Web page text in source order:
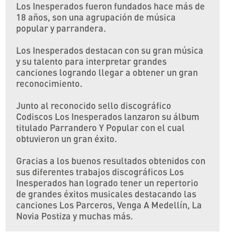
Los Inesperados fueron fundados hace más de
18 años, son una agrupación de música
popular y parrandera.
Los Inesperados destacan con su gran música
y su talento para interpretar grandes
canciones logrando llegar a obtener un gran
reconocimiento.
Junto al reconocido sello discográfico
Codiscos Los Inesperados lanzaron su álbum
titulado Parrandero Y Popular con el cual
obtuvieron un gran éxito.
Gracias a los buenos resultados obtenidos con
sus diferentes trabajos discográficos Los
Inesperados han logrado tener un repertorio
de grandes éxitos musicales destacando las
canciones Los Parceros, Venga A Medellín, La
Novia Postiza y muchas más.